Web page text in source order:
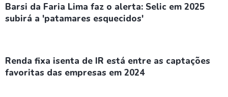
Barsi da Faria Lima faz o alerta: Selic em 2025
subirá a 'patamares esquecidos'
Renda fixa isenta de IR está entre as captações
favoritas das empresas em 2024